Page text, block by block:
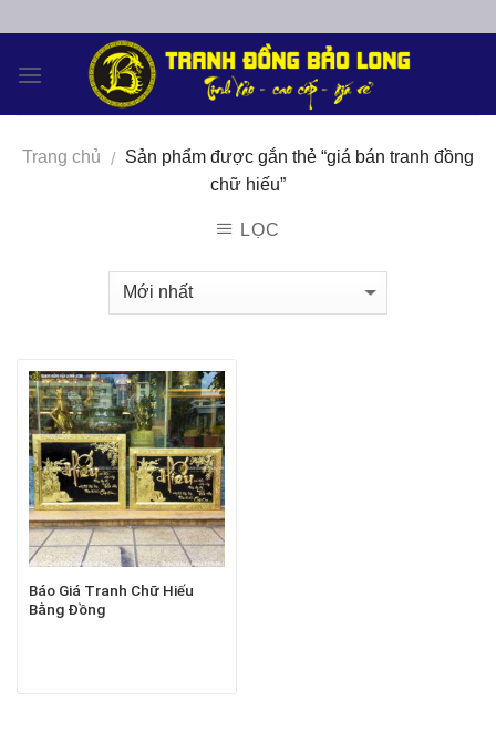
content
Trang chủ / Sản phẩm được gắn thẻ “giá bán tranh đồng
chữ hiếu”
LỌC
Báo Giá Tranh Chữ Hiếu
Bằng Đồng